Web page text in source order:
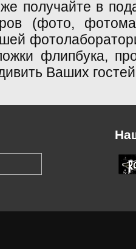
получайте в
(фото,
флипбука,
Ваших